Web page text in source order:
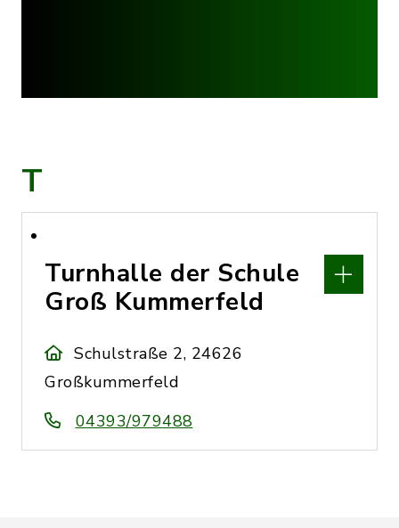
T
Turnhalle der Schule
Groß Kummerfeld
Schulstraße 2, 24626
Großkummerfeld
04393/979488